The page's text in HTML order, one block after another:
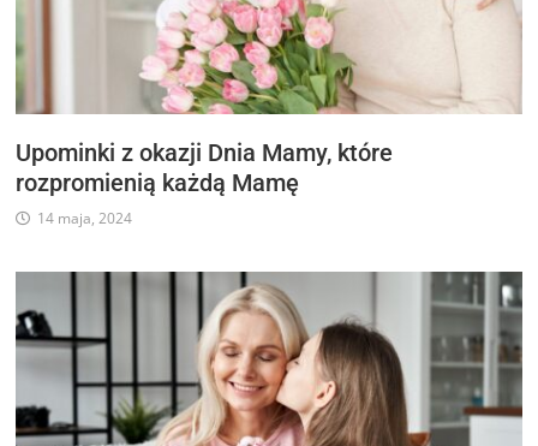
Upominki z okazji Dnia Mamy, które
rozpromienią każdą Mamę
14 maja, 2024